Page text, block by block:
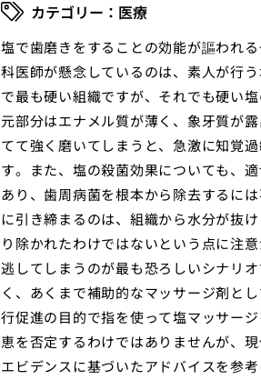
医療
塩で歯磨きをすることの効能が謳われ
科医師が懸念しているのは、素人が行
で最も硬い組織ですが、それでも硬い
元部分はエナメル質が薄く、象牙質が
てて強く磨いてしまうと、急激に知覚
す。また、塩の殺菌効果についても、
あり、歯周病菌を根本から除去するに
に引き締まるのは、組織から水分が抜
り除かれたわけではないという点に注
逃してしまうのが最も恐ろしいシナリ
く、あくまで補助的なマッサージ剤と
行促進の目的で指を使って塩マッサー
恵を否定するわけではありませんが、
エビデンスに基づいたアドバイスを参